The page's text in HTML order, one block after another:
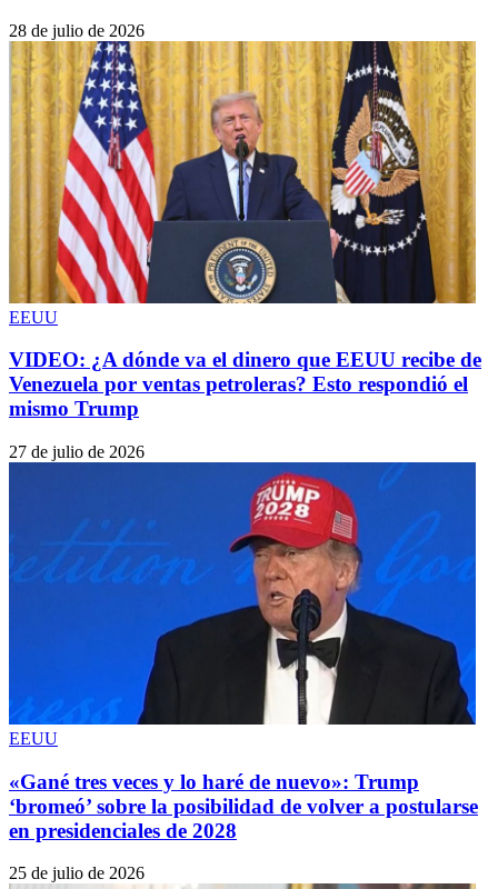
28 de julio de 2026
EEUU
VIDEO: ¿A dónde va el dinero que EEUU recibe de
Venezuela por ventas petroleras? Esto respondió el
mismo Trump
27 de julio de 2026
EEUU
«Gané tres veces y lo haré de nuevo»: Trump
‘bromeó’ sobre la posibilidad de volver a postularse
en presidenciales de 2028
25 de julio de 2026